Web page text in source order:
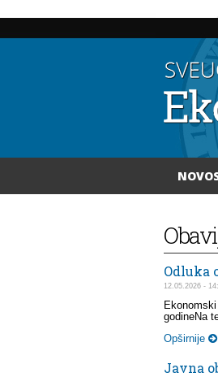
Vi ste
Odluka
12.05.2026 -
godineNa
Opširnije
Javna